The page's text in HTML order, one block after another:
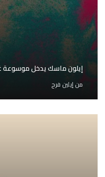
إيلون ماسك يدخل موسوعة
منإيلين فرح